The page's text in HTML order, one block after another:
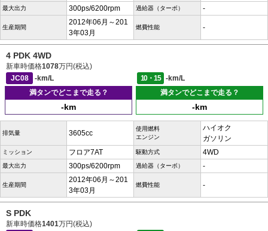
最大出力 300ps/6200rpm 過給器（ターボ） -
生産期間
2012年06月～201
3年03月
燃費性能 -
4 PDK 4WD
新車時価格1078万円(税込)
JC08
-km/L 10・15
-km/L
満タンでどこまで走る？
-km
満タンでどこまで走る？
-km
排気量 3605cc
使用燃料
エンジン
ハイオク
ガソリン
ミッション フロア7AT 駆動方式 4WD
最大出力 300ps/6200rpm 過給器（ターボ） -
生産期間
2012年06月～201
3年03月
燃費性能 -
S PDK
新車時価格1401万円(税込)